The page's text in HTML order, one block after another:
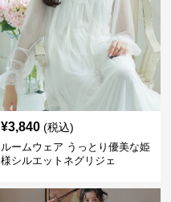
¥3,840 (税込)
ルームウェア うっとり優美な姫
様シルエットネグリジェ